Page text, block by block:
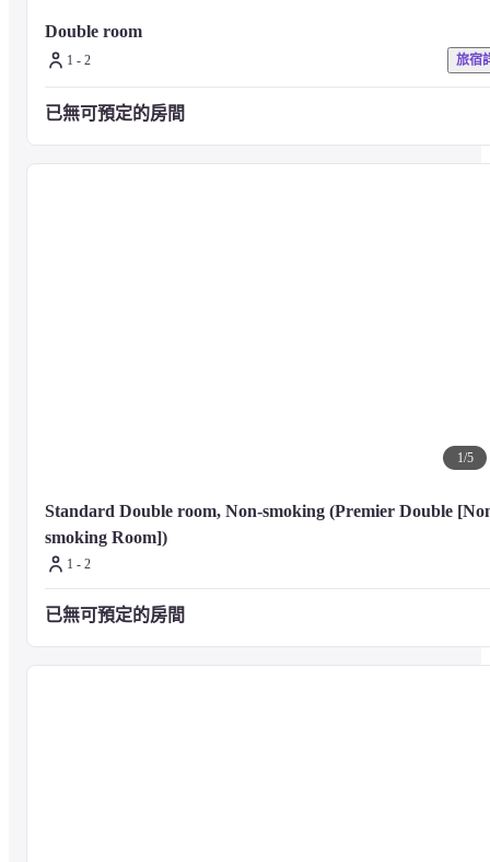
Double room
1 - 2 旅宿
已無可預定的房間
1/5
Standard Double room, Non-smoking (Premier Double
smoking Room])
1 - 2
已無可預定的房間